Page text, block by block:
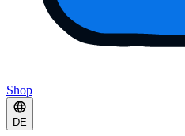
Shop
DE